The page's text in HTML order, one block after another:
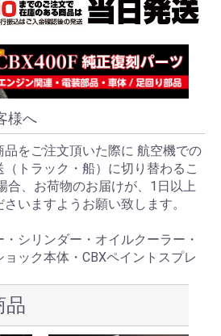
様へ
をご注文頂いた際に 航空機での
トラック・船）に切り替わるこ
合、お荷物のお届けが、1日以上
いますようお願い致します。
シリンダー・オイルクーラー・
ック本体・CBXペイントスプレ
品